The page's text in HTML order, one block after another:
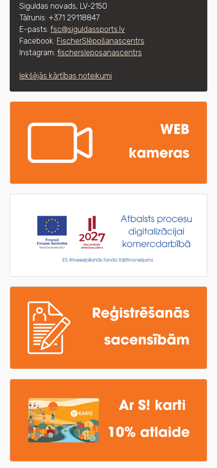
Siguldas novads, LV-2150
Tālrunis: +371 29118847
E-pasts: fsc@siguldassports.lv
Facebook: FischerSlēpošanascentrs
Instagram: fischersleposanascentrs
Iekšējās kārtības noteikumi